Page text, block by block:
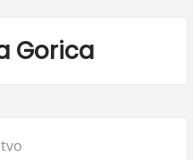
Gorica